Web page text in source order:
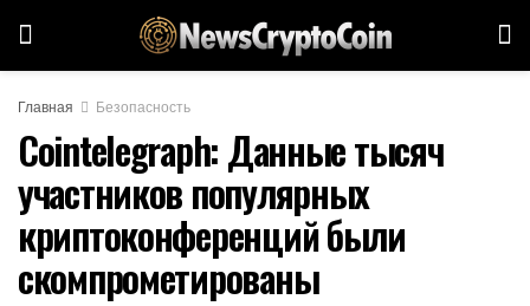
Главная Безопасность
Cointelegraph: Данные тысяч
участников популярных
криптоконференций были
скомпрометированы